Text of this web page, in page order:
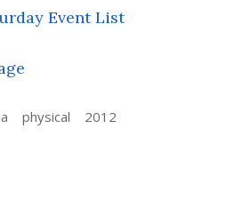
Event List
physical 2012